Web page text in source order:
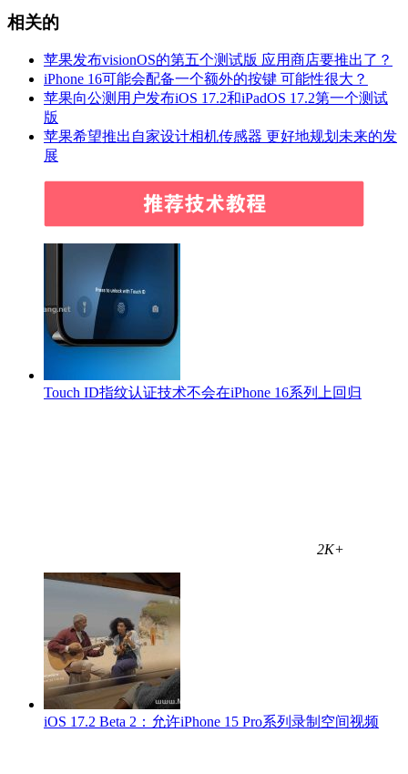
相关的
苹果发布visionOS的第五个测试版 应用商店要推出了？
iPhone 16可能会配备一个额外的按键 可能性很大？
苹果向公测用户发布iOS 17.2和iPadOS 17.2第一个测试
版
苹果希望推出自家设计相机传感器 更好地规划未来的发
展
Touch ID指纹认证技术不会在iPhone 16系列上回归
2K+
iOS 17.2 Beta 2：允许iPhone 15 Pro系列录制空间视频